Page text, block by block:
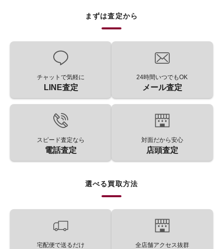
まずは査定から
チャットで気軽に
LINE査定
24時間いつでもOK
メール査定
スピード査定なら
電話査定
対面だから安心
店頭査定
選べる買取方法
宅配便で送るだけ 全店舗アクセス抜群